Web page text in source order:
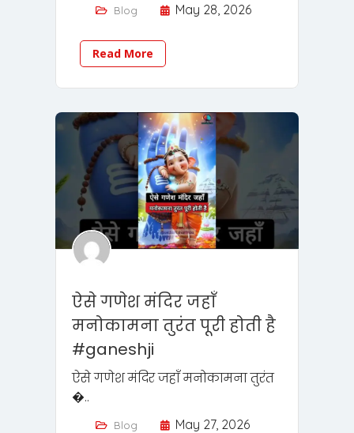
Blog May 28, 2026
Read More
ऐसे गणेश मंदिर जहाँ
मनोकामना तुरंत पूरी होती है
#ganeshji
ऐसे गणेश मंदिर जहाँ मनोकामना तुरंत
�..
Blog May 27, 2026